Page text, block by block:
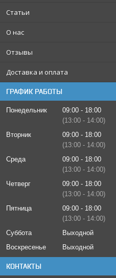
Статьи
О нас
Отзывы
Доставка и оплата
ГРАФИК РАБОТЫ
Понедельник 09:00
18:00
13:00
14:00
Вторник
09:00
18:00
13:00
14:00
Среда
09:00
18:00
13:00
14:00
Четверг
09:00
18:00
13:00
14:00
Пятница
09:00
18:00
13:00
14:00
Суббота
Выходной
Воскресенье
Выходной
КОНТАКТЫ